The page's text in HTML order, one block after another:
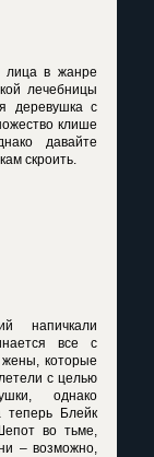
лица в жанре
лечебницы
деревушка с
клише
давайте
скроить.
напичкали
все с
которые
с целью
однако
Блейк
во тьме,
– возможно,